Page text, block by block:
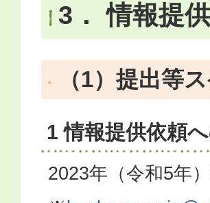
3． 情報提
（1）提出等
1 情報提供依頼
2023年（令和5年